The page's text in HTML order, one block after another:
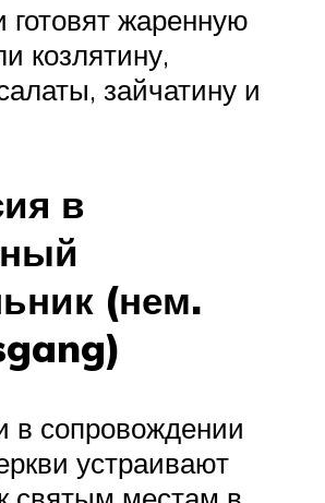
жаренную
козлятину,
зайчатину и
в
(нем.
в сопровождении
устраивают